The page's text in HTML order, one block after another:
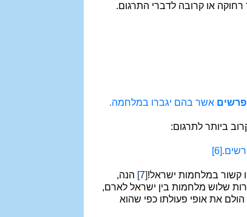
או קרובה לדברי התרגום.
אשר בהם יגברו במלחמה.
ביותר לתרגום:
[6]
קשור במלחמות ישראל![7] הנה,
שלוש מלחמות בין ישראל לארם,
את אופי פעולתו כפי שהוא